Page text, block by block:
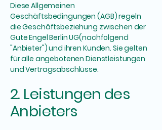
Diese Allgemeinen
Geschäftsbedingungen (AGB) regeln
die Geschäftsbeziehung zwischen der
Gute Engel Berlin UG(nachfolgend
"Anbieter") und ihren Kunden. Sie gelten
für alle angebotenen Dienstleistungen
und Vertragsabschlüsse.
2. Leistungen des
Anbieters